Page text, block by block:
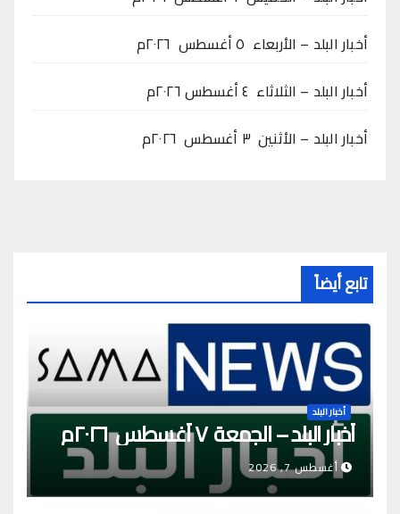
أخبار البلد – الأربعاء ٥ أغسطس ٢٠٢٦م
أخبار البلد – الثلاثاء ٤ أغسطس ٢٠٢٦م
أخبار البلد – الأثنين ٣ أغسطس ٢٠٢٦م
تابع أيضاً
أخبار البلد
أخبار البلد – الجمعة ٧ أغسطس ٢٠٢٦م
أغسطس 7, 2026